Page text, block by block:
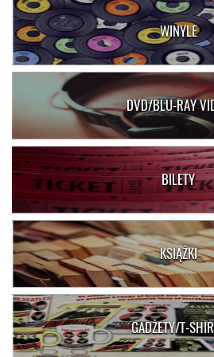
WINYLE
DVD/BLU-RAY
BILETY
KSIĄŻKI
GADŻETY/T-